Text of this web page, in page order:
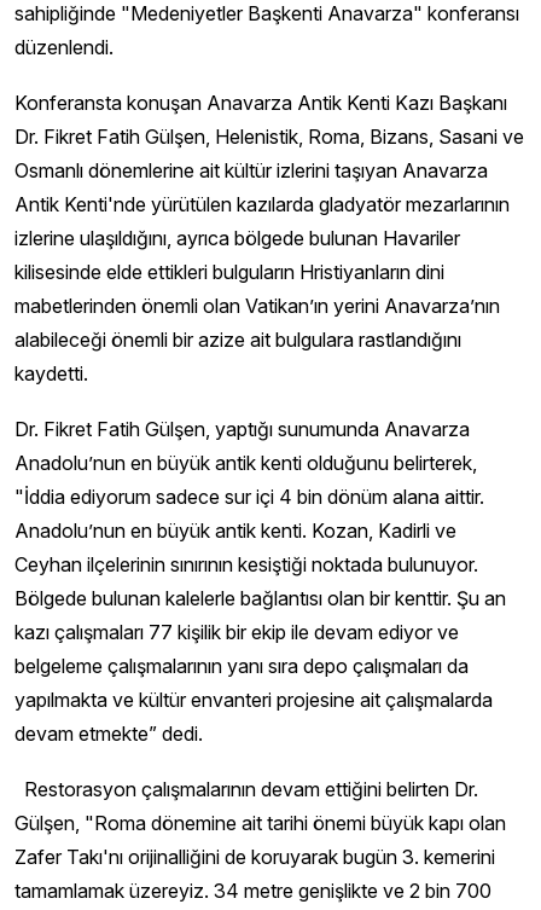
sahipliğinde "Medeniyetler Başkenti Anavarza" konferansı
düzenlendi.
Konferansta konuşan Anavarza Antik Kenti Kazı Başkanı
Dr. Fikret Fatih Gülşen, Helenistik, Roma, Bizans, Sasani ve
Osmanlı dönemlerine ait kültür izlerini taşıyan Anavarza
Antik Kenti'nde yürütülen kazılarda gladyatör mezarlarının
izlerine ulaşıldığını, ayrıca bölgede bulunan Havariler
kilisesinde elde ettikleri bulguların Hristiyanların dini
mabetlerinden önemli olan Vatikan’ın yerini Anavarza’nın
alabileceği önemli bir azize ait bulgulara rastlandığını
kaydetti.
Dr. Fikret Fatih Gülşen, yaptığı sunumunda Anavarza
Anadolu’nun en büyük antik kenti olduğunu belirterek,
"İddia ediyorum sadece sur içi 4 bin dönüm alana aittir.
Anadolu’nun en büyük antik kenti. Kozan, Kadirli ve
Ceyhan ilçelerinin sınırının kesiştiği noktada bulunuyor.
Bölgede bulunan kalelerle bağlantısı olan bir kenttir. Şu an
kazı çalışmaları 77 kişilik bir ekip ile devam ediyor ve
belgeleme çalışmalarının yanı sıra depo çalışmaları da
yapılmakta ve kültür envanteri projesine ait çalışmalarda
devam etmekte” dedi.
Restorasyon çalışmalarının devam ettiğini belirten Dr.
Gülşen, "Roma dönemine ait tarihi önemi büyük kapı olan
Zafer Takı'nı orijinalliğini de koruyarak bugün 3. kemerini
tamamlamak üzereyiz. 34 metre genişlikte ve 2 bin 700